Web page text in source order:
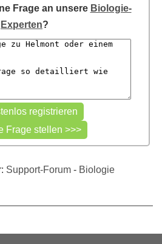
Frage an unsere Biologie-
Experten?
Support-Forum - Biologie